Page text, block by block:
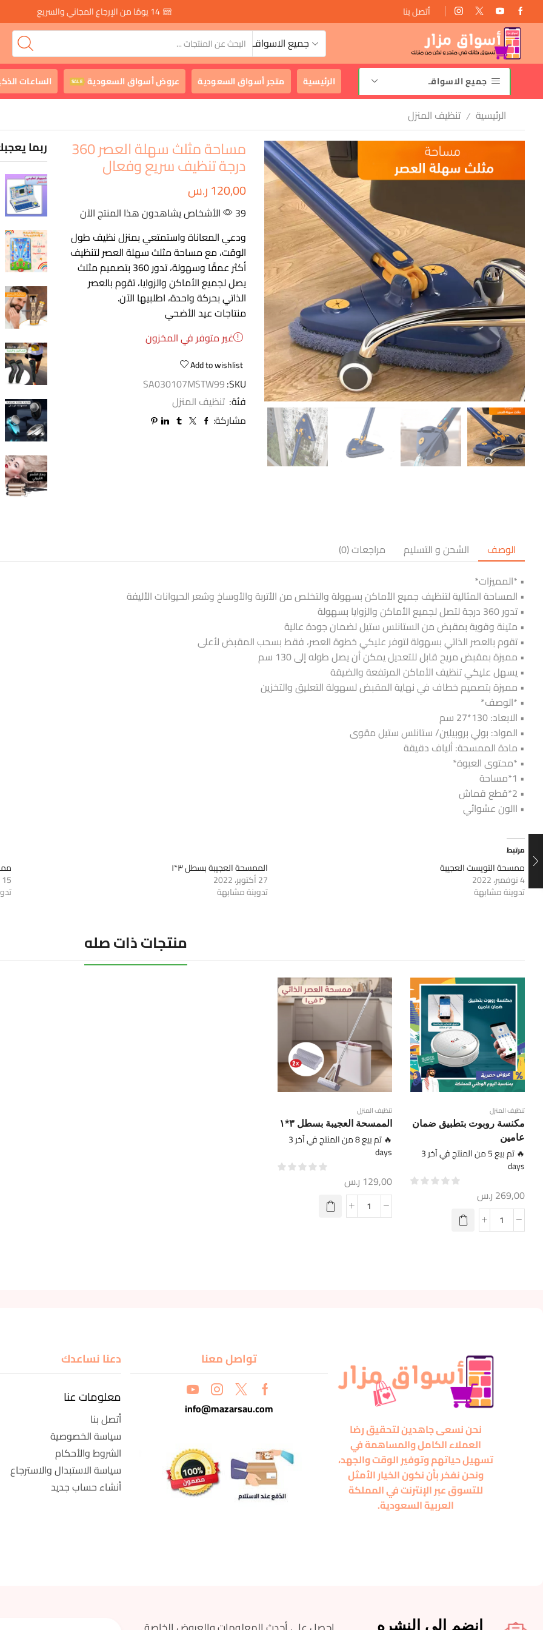
أتصل بنا
جميع الاسواقـ
جميع الاسواقـ الرئيسية متجر أسواق السعودية عروض أسواق السعودية SALE الساعات
الرئيسية / تنظيف المنزل
مساحة مثلث سهلة العصر 360
درجة تنظيف سريع وفعال
120,00ر.س
39 الأشخاص يشاهدون هذا المنتج الآن
ودعي المعاناة واستمتعي بمنزل نظيف طول
الوقت، مع مساحة مثلث سهلة العصر لتنظيف
أكثر عمقًا وسهولة، تدور 360 بتصميم مثلث
يصل لجميع الأماكن والزوايا، تقوم بالعصر
الذاتي بحركة واحدة، اطلبيها الآن.
منتاجات عيد الأضحي
غير متوفر في المخزون
Add to wishlist
SKU:
SA030107MSTW99
فئة: تنظيف المنزل
مشاركة:
ربما
الوصف الشحن و التسليم
مراجعات (0)
• *المميزات*
• المساحة المثالية لتنظيف جميع الأماكن بسهولة والتخلص من الأتربة والأوساخ وشعر الحيوانات الأليفة
• تدور 360 درجة لتصل لجميع الأماكن والزوايا بسهولة
• متينة وقوية بمقبض من الستانلس ستيل لضمان جودة عالية
• تقوم بالعصر الذاتي بسهولة لتوفر عليكي خطوة العصر، فقط بسحب المقبض لأعلى
• مميزة بمقبض مريح قابل للتعديل يمكن أن يصل طوله إلى 130 سم
• يسهل عليكي تنظيف الأماكن المرتفعة والضيقة
• مميزة بتصميم خطاف في نهاية المقبض لسهولة التعليق والتخزين
• *الوصف*
• الابعاد: 130*27 سم
• المواد: بولي بروبيلين/ ستانلس ستيل مقوى
• مادة الممسحة: ألياف دقيقة
• *محتوى العبوة*
• 1*مساحة
• 2*قطع قماش
• االون عشوائي
مرتبط
ممسحة التويست العجيبة
4 نوفمبر، 2022
تدوينة مشابهة
الممسحة العجيبة بسطل ٣*١
27 أكتوبر، 2022
تدوينة مشابهة
15 نوفمبر، 2022
منتجات ذات صله
تنظيف المنزل
مكنسة روبوت بتطبيق ضمان
عامين
🔥 تم بيع 5 من المنتج في آخر 3
days
269,00 ر.س
تنظيف المنزل
الممسحة العجيبة بسطل ٣*١
🔥 تم بيع 8 من المنتج في آخر 3
days
129,00 ر.س
نحن نسعى جاهدين لتحقيق رضا
العملاء الكامل والمساهمة في
تسهيل حياتهم وتوفير الوقت والجهد،
ونحن نفخر بأن نكون الخيار الأمثل
للتسوق عبر الإنترنت في المملكة
العربية السعودية.
تواصل معنا
info@mazarsau.com
دعنا نساعدك
معلومات عنا
أتصل بنا
سياسة الخصوصية
الشروط والأحكام
سياسة الاستبدال والاسترجاع
أنشاء حساب جديد
انضم الى النشره